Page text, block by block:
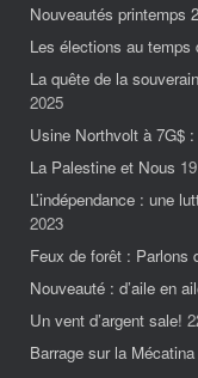
Nouveautés printemps
Les élections au temps
La quête de la
2025
Usine Northvolt à 7G$
La Palestine et Nous
L’indépendance : une
2023
Feux de forêt : Parlons
Nouveauté : d’aile en
Un vent d’argent sale!
Barrage sur la